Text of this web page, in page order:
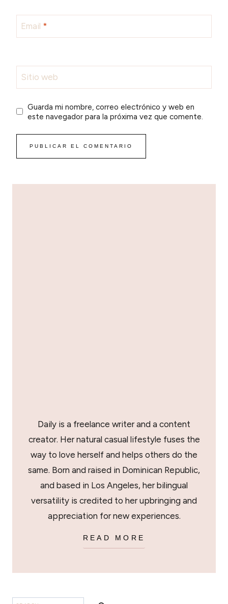
Email *
Sitio web
Guarda mi nombre, correo electrónico y web en
este navegador para la próxima vez que comente.
Daily is a freelance writer and a content
creator. Her natural casual lifestyle fuses the
way to love herself and helps others do the
same. Born and raised in Dominican Republic,
and based in Los Angeles, her bilingual
versatility is credited to her upbringing and
appreciation for new experiences.
READ MORE